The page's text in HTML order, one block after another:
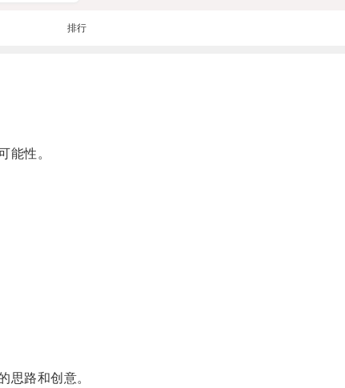
排行
能性。
路和创意。